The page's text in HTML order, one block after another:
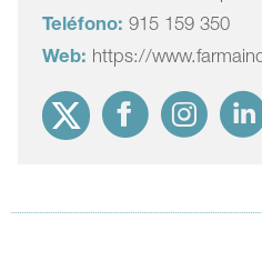
Teléfono: 915 159 350
Web: https://